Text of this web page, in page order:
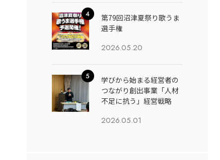
第79回沼津夏祭り歌うま
選手権
2026.05.20
学びから始まる経営者の
つながり創出事業「人材
不足に抗う」経営戦略
2026.05.01